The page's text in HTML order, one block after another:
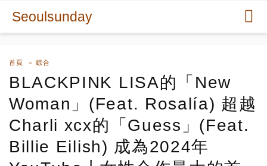
Seoulsunday
首頁 綜合
BLACKPINK LISA的「New
Woman」(Feat. Rosalía) 超越
Charli xcx的「Guess」(Feat.
Billie Eilish) 成為2024年